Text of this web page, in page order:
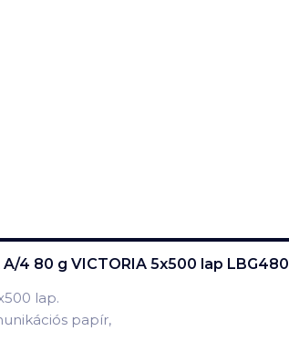
4 80 g VICTORIA 5x500 lap LBG480
lap.
papír,